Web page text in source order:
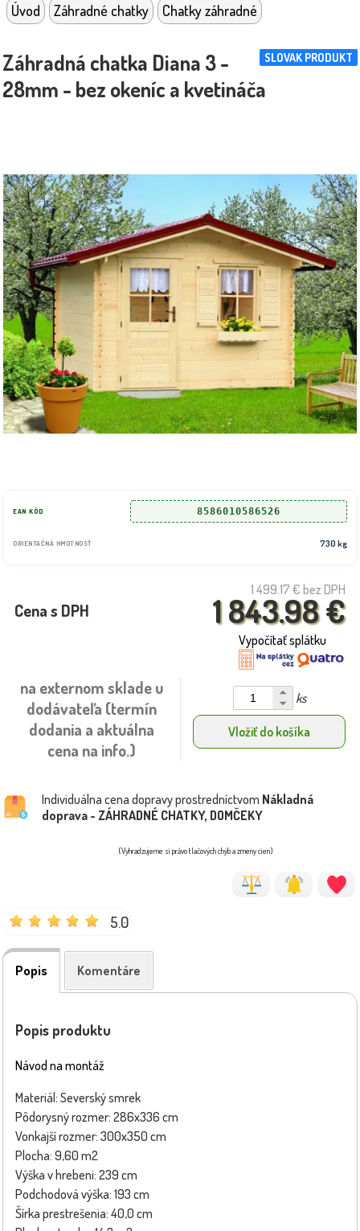
Úvod Záhradné chatky Chatky záhradné
SLOVAK PRODUKT
Záhradná chatka Diana 3 -
28mm - bez okeníc a kvetináča
EAN KÓD 8586010586526
ORIENTAČNÁ HMOTNOSŤ 730 kg
1 499.17 € bez DPH
1 843.98 €
Cena s DPH
Vypočítať splátku
na externom sklade u
dodávateľa (termín
dodania a aktuálna
cena na info.)
ks
Vložiť do košíka
Individuálna cena dopravy prostredníctvom Nákladná
doprava - ZÁHRADNÉ CHATKY, DOMČEKY
(Vyhradzujeme si právo tlačových chýb a zmeny cien)
5.0
Popis Komentáre
Popis produktu
Návod na montáž
Materiál: Severský smrek
Pôdorysný rozmer: 286x336 cm
Vonkajší rozmer: 300x350 cm
Plocha: 9,60 m2
Výška v hrebeni: 239 cm
Podchodová výška: 193 cm
Šírka prestrešenia: 40,0 cm